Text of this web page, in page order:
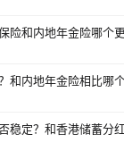
险和内地年金险哪个
和内地年金险相比哪
稳定？和香港储蓄分